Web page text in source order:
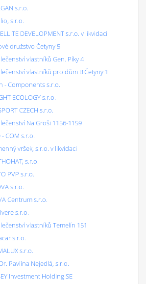
s.r.o.
s.r.o.
DEVELOPMENT s.r.o. v likvidaci
družstvo Četyny 5
vlastníků Gen. Píky 4
vlastníků pro dům B.Četyny 1
- Components s.r.o.
ECOLOGY s.r.o.
CZECH s.r.o.
Na Groši 1156-1159
- COM s.r.o.
vršek, s.r.o. v likvidaci
s.r.o.
PVP s.r.o.
s.r.o.
Centrum s.r.o.
s.r.o.
vlastníků Temelín 151
s.r.o.
s.r.o.
Pavlína Nejedlá, s.r.o.
Investment Holding SE